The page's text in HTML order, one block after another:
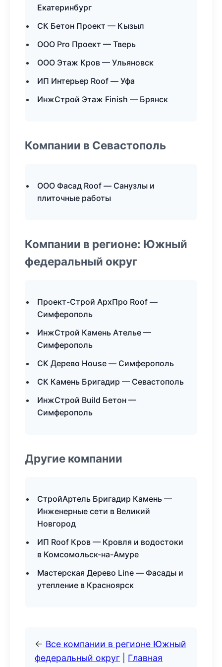
Екатеринбург
СК Бетон Проект — Кызыл
ООО Pro Проект — Тверь
ООО Этаж Кров — Ульяновск
ИП Интерьер Roof — Уфа
ИнжСтрой Этаж Finish — Брянск
Компании в Севастополь
ООО Фасад Roof — Санузлы и
плиточные работы
Компании в регионе: Южный
федеральный округ
Проект-Строй АрхПро Roof —
Симферополь
ИнжСтрой Камень Ателье —
Симферополь
СК Дерево House — Симферополь
СК Камень Бригадир — Севастополь
ИнжСтрой Build Бетон —
Симферополь
Другие компании
СтройАртель Бригадир Камень —
Инженерные сети в Великий
Новгород
ИП Roof Кров — Кровля и водостоки
в Комсомольск-на-Амуре
Мастерская Дерево Line — Фасады и
утепление в Красноярск
← Все компании в регионе Южный
федеральный округ
Главная